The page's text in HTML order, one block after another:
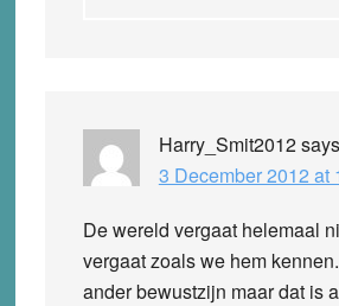
Harry_Smit2012says
3 December 2012 at
De wereld vergaat helemaal
vergaat zoals we hem
ander bewustzijn maar dat is